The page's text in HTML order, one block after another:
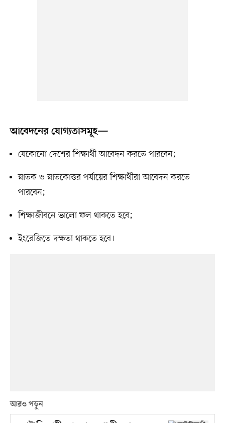
আবেদনের যোগ্যতাসমূহ—
যেকোনো দেশের শিক্ষার্থী আবেদন করতে পারবেন;
স্নাতক ও স্নাতকোত্তর পর্যায়ের শিক্ষার্থীরা আবেদন করতে
পারবেন;
শিক্ষাজীবনে ভালো ফল থাকতে হবে;
ইংরেজিতে দক্ষতা থাকতে হবে।
আরও পড়ুন